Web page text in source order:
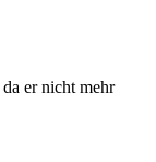
er nicht mehr